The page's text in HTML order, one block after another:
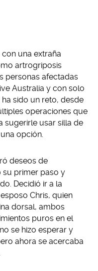
con una extraña
artrogriposis
personas afectadas
Australia y con solo
sido un reto, desde
operaciones que
sugerirle usar silla de
opción.
deseos de
su primer paso y
Decidió ir a la
Chris, quien
dorsal, ambos
puros en el
se hizo esperar y
ahora se acercaba